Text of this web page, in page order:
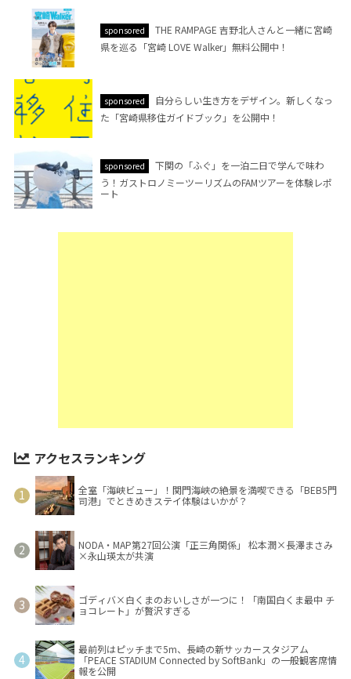
sponsored
THE RAMPAGE 吉野北人さんと一緒に宮崎
県を巡る「宮崎 LOVE Walker」無料公開中！
sponsored
自分らしい生き方をデザイン。新しくなっ
た「宮崎県移住ガイドブック」を公開中！
sponsored
下関の「ふぐ」を一泊二日で学んで味わ
う！ガストロノミーツーリズムのFAMツアーを体験レポ
ート
アクセスランキング
全室「海峡ビュー」！関門海峡の絶景を満喫できる「BEB5門
司港」でときめきステイ体験はいかが？
NODA・MAP第27回公演「正三角関係」 松本潤×長澤まさみ
×永山瑛太が共演
ゴディバ×白くまのおいしさが一つに！「南国白くま最中 チ
ョコレート」が贅沢すぎる
最前列はピッチまで5m、長崎の新サッカースタジアム
「PEACE STADIUM Connected by SoftBank」の一般観客席情
報を公開